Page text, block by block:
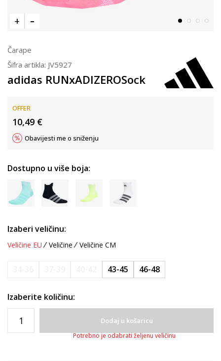
Čarape
Šifra artikla: JV5927
adidas RUNxADIZEROSock
OFFER
10,49 €
Obavijesti me o sniženju
Dostupno u više boja:
Izaberi veličinu:
Veličine EU Veličine Veličine CM
43-45 46-48
Izaberite količinu:
Dodaj u košaricu
Potrebno je odabrati željenu veličinu